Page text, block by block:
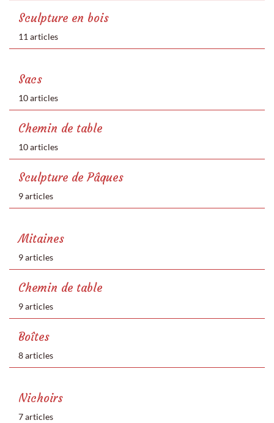
Sculpture en bois
11 articles
Sacs
10 articles
Chemin de table
10 articles
Sculpture de Pâques
9 articles
Mitaines
9 articles
Chemin de table
9 articles
Boîtes
8 articles
Nichoirs
7 articles